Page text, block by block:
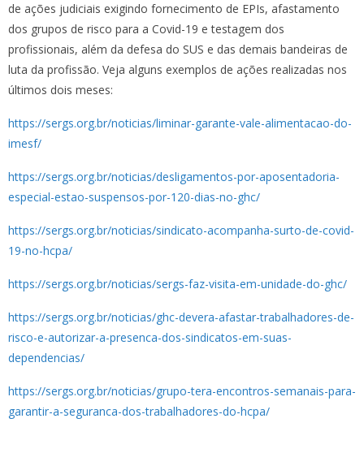
de ações judiciais exigindo fornecimento de EPIs, afastamento
dos grupos de risco para a Covid-19 e testagem dos
profissionais, além da defesa do SUS e das demais bandeiras de
luta da profissão. Veja alguns exemplos de ações realizadas nos
últimos dois meses:
https://sergs.org.br/noticias/liminar-garante-vale-alimentacao-do-
imesf/
https://sergs.org.br/noticias/desligamentos-por-aposentadoria-
especial-estao-suspensos-por-120-dias-no-ghc/
https://sergs.org.br/noticias/sindicato-acompanha-surto-de-covid-
19-no-hcpa/
https://sergs.org.br/noticias/sergs-faz-visita-em-unidade-do-ghc/
https://sergs.org.br/noticias/ghc-devera-afastar-trabalhadores-de-
risco-e-autorizar-a-presenca-dos-sindicatos-em-suas-
dependencias/
https://sergs.org.br/noticias/grupo-tera-encontros-semanais-para-
garantir-a-seguranca-dos-trabalhadores-do-hcpa/